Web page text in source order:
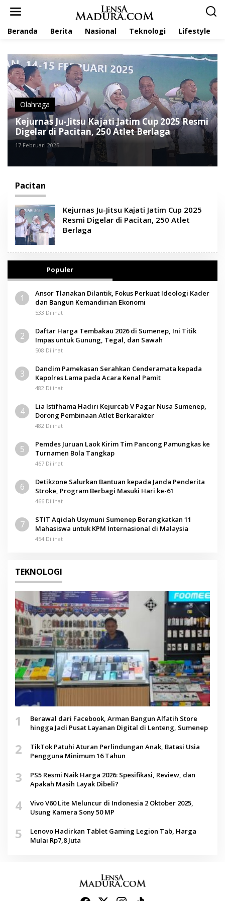
Beranda Berita Nasional Teknologi Lifestyle
Olahraga
Kejurnas Ju-Jitsu Kajati Jatim Cup 2025 Resmi
Digelar di Pacitan, 250 Atlet Berlaga
17 Februari 2025
Pacitan
Kejurnas Ju-Jitsu Kajati Jatim Cup 2025
Resmi Digelar di Pacitan, 250 Atlet
Berlaga
Populer
1
Ansor Tlanakan Dilantik, Fokus Perkuat Ideologi Kader
dan Bangun Kemandirian Ekonomi
533 Dilihat
2
Daftar Harga Tembakau 2026 di Sumenep, Ini Titik
Impas untuk Gunung, Tegal, dan Sawah
508 Dilihat
3
Dandim Pamekasan Serahkan Cenderamata kepada
Kapolres Lama pada Acara Kenal Pamit
482 Dilihat
4
Lia Istifhama Hadiri Kejurcab V Pagar Nusa Sumenep,
Dorong Pembinaan Atlet Berkarakter
482 Dilihat
5
Pemdes Juruan Laok Kirim Tim Pancong Pamungkas ke
Turnamen Bola Tangkap
467 Dilihat
6
Detikzone Salurkan Bantuan kepada Janda Penderita
Stroke, Program Berbagi Masuki Hari ke-61
466 Dilihat
7
STIT Aqidah Usymuni Sumenep Berangkatkan 11
Mahasiswa untuk KPM Internasional di Malaysia
454 Dilihat
TEKNOLOGI
1
Berawal dari Facebook, Arman Bangun Alfatih Store
hingga Jadi Pusat Layanan Digital di Lenteng, Sumenep
2
TikTok Patuhi Aturan Perlindungan Anak, Batasi Usia
Pengguna Minimum 16 Tahun
3
PS5 Resmi Naik Harga 2026: Spesifikasi, Review, dan
Apakah Masih Layak Dibeli?
4
Vivo V60 Lite Meluncur di Indonesia 2 Oktober 2025,
Usung Kamera Sony 50 MP
5
Lenovo Hadirkan Tablet Gaming Legion Tab, Harga
Mulai Rp7,8 Juta